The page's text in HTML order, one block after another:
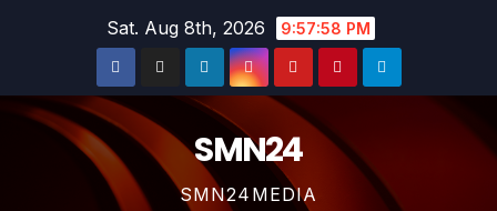
Sat. Aug 8th, 2026 9:57:59 PM
SMN24
SMN24MEDIA